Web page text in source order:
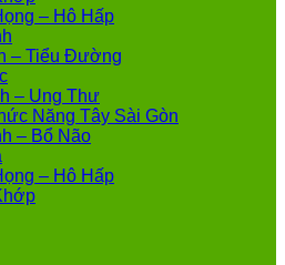
– Hô Hấp
– Tiểu Đường
– Ung Thư
Năng Tây Sài Gòn
– Bổ Não
– Hô Hấp